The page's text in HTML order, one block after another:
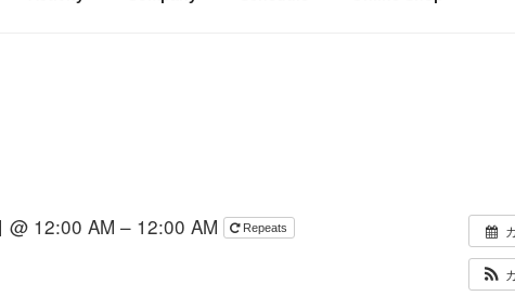
@ 12:00 AM – 12:00 AM Repeats